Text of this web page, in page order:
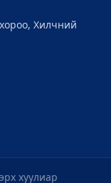
Хилчний
хуулиар